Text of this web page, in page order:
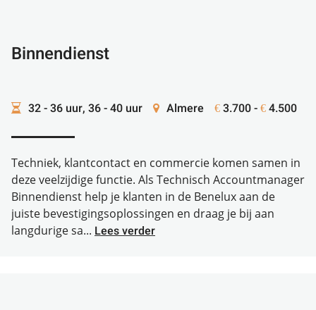
Binnendienst
32 - 36 uur, 36 - 40 uur Almere € 3.700 - € 4.500
Techniek, klantcontact en commercie komen samen in
deze veelzijdige functie. Als Technisch Accountmanager
Binnendienst help je klanten in de Benelux aan de
juiste bevestigingsoplossingen en draag je bij aan
langdurige sa... Lees verder